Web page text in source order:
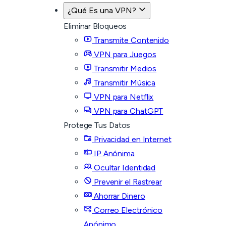
¿Qué Es una VPN?
Eliminar Bloqueos
Transmite Contenido
VPN para Juegos
Transmitir Medios
Transmitir Música
VPN para Netflix
VPN para ChatGPT
Protege Tus Datos
Privacidad en Internet
IP Anónima
Ocultar Identidad
Prevenir el Rastrear
Ahorrar Dinero
Correo Electrónico